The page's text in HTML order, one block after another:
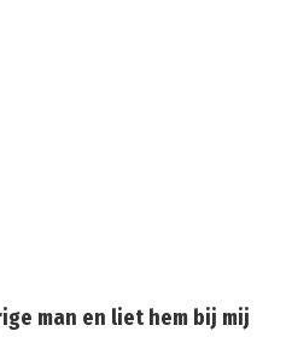
man en liet hem bij mij